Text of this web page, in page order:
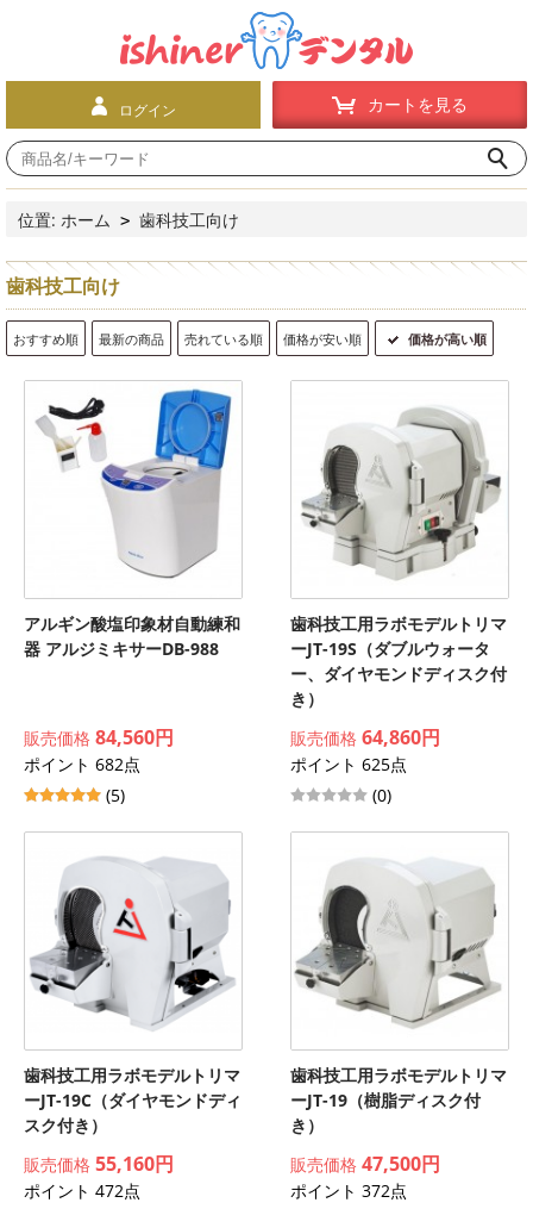
ログイン カートを見る
位置: ホーム > 歯科技工向け
歯科技工向け
おすすめ順 最新の商品 売れている順 価格が安い順 価格が高い順
アルギン酸塩印象材自動練和
器 アルジミキサーDB-988
販売価格 84,560円
ポイント 682点
(5)
歯科技工用ラボモデルトリマ
ーJT-19S（ダブルウォータ
ー、ダイヤモンドディスク付
き）
販売価格 64,860円
ポイント 625点
(0)
歯科技工用ラボモデルトリマ
ーJT-19C（ダイヤモンドディ
スク付き）
販売価格 55,160円
ポイント 472点
歯科技工用ラボモデルトリマ
ーJT-19（樹脂ディスク付
き）
販売価格 47,500円
ポイント 372点